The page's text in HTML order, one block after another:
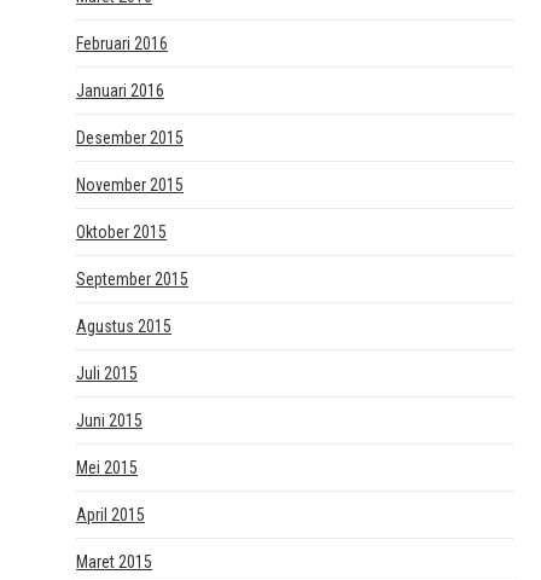
Februari 2016
Januari 2016
Desember 2015
November 2015
Oktober 2015
September 2015
Agustus 2015
Juli 2015
Juni 2015
Mei 2015
April 2015
Maret 2015